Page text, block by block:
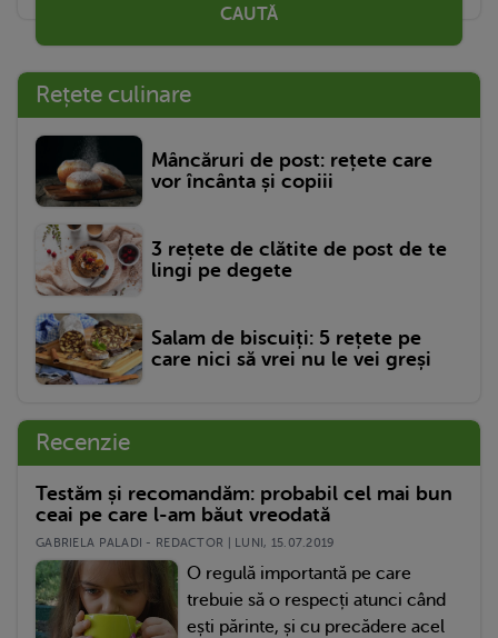
CAUTĂ
Rețete culinare
Mâncăruri de post: rețete care
vor încânta și copiii
3 rețete de clătite de post de te
lingi pe degete
Salam de biscuiți: 5 rețete pe
care nici să vrei nu le vei greși
Recenzie
Testăm și recomandăm: probabil cel mai bun
ceai pe care l-am băut vreodată
GABRIELA PALADI - REDACTOR | LUNI, 15.07.2019
O regulă importantă pe care
trebuie să o respecți atunci când
ești părinte, și cu precădere acel